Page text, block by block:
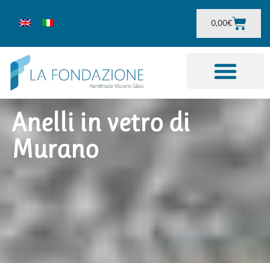
0,00€
Anelli in vetro di
Murano